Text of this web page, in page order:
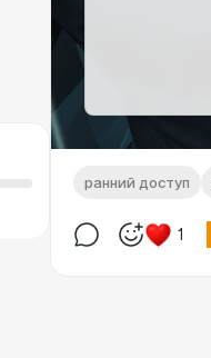
ранний доступ
1